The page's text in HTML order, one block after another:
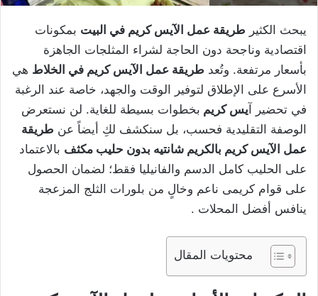
يبحث الكثير طريقة عمل الآيس كريم في البيت بمكونات
اقتصادية وناجحة دون الحاجة لشراء المثلجات الجاهزة
بأسعار مرتفعة. وتُعد طريقة عمل الآيس كريم في الخلاط هي
الأسرع على الإطلاق لتوفير الوقت والجهد، خاصة عند الرغبة
في تحضير آيس كريم بخطوات بسيطة للغاية. لن نستعرض
الوصفة التقليدية فحسب، بل سنكشف لكِ أيضاً عن طريقة
عمل الآيس كريم بالكريم شانتيه بدون حليب مكثف بالاعتماد
على الحليب كامل الدسم والفانيليا فقط؛ لضمان الحصول
على قوام كريمى ناعم وخالٍ من بلورات الثلج المزعجة
ينافس أفضل المحلات .
محتويات المقال